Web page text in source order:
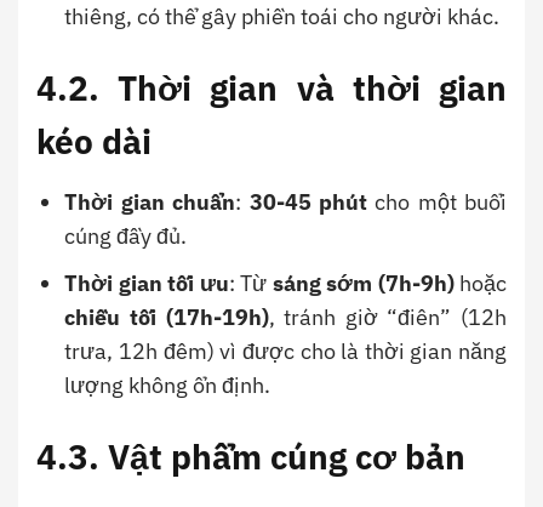
thiêng, có thể gây phiền toái cho người khác.
4.2. Thời gian và thời gian
kéo dài
Thời gian chuẩn: 30-45 phútcho một buổi
cúng đầy đủ.
Thời gian tối ưu: Từ sáng sớm (7h-9h)hoặc
chiều tối (17h-19h), tránh giờ “điên” (12h
trưa, 12h đêm) vì được cho là thời gian năng
lượng không ổn định.
4.3. Vật phẩm cúng cơ bản